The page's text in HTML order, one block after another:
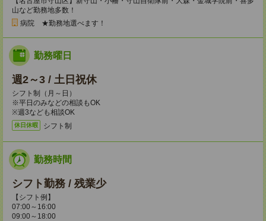
山など勤務地多数！
病院 ★勤務地選べます！
勤務曜日
週2～3 / 土日祝休
シフト制（月～日）
※平日のみなどの相談もOK
※週3なども相談OK
休日休暇 シフト制
勤務時間
シフト勤務 / 残業少
【シフト例】
07:00～16:00
09:00～18:00